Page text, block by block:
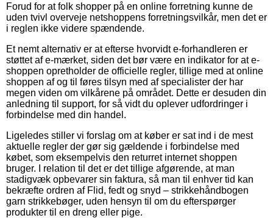
Forud for at folk shopper på en online forretning kunne de
uden tvivl overveje netshoppens forretningsvilkår, men det er
i reglen ikke videre spændende.
Et nemt alternativ er at efterse hvorvidt e-forhandleren er
støttet af e-mærket, siden det bør være en indikator for at e-
shoppen opretholder de officielle regler, tillige med at online
shoppen af og til føres tilsyn med af specialister der har
megen viden om vilkårene på området. Dette er desuden din
anledning til support, for så vidt du oplever udfordringer i
forbindelse med din handel.
Ligeledes stiller vi forslag om at køber er sat ind i de mest
aktuelle regler der gør sig gældende i forbindelse med
købet, som eksempelvis den returret internet shoppen
bruger. I relation til det er det tillige afgørende, at man
stadigvæk opbevarer sin faktura, så man til enhver tid kan
bekræfte ordren af Flid, fedt og snyd – strikkehåndbogen
garn strikkebøger, uden hensyn til om du efterspørger
produkter til en dreng eller pige.